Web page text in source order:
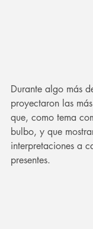
Durante algo más
proyectaron las
que, como tema
bulbo, y que
interpretaciones a
presentes.